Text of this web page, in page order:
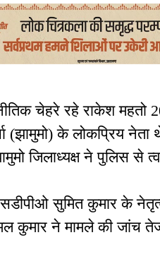
चेहरे रहे राकेश महतो
(झामुमो) के लोकप्रिय
जिलाध्यक्ष ने पुलिस से
सुमित कुमार के
कुमार ने मामले की जांच तेज